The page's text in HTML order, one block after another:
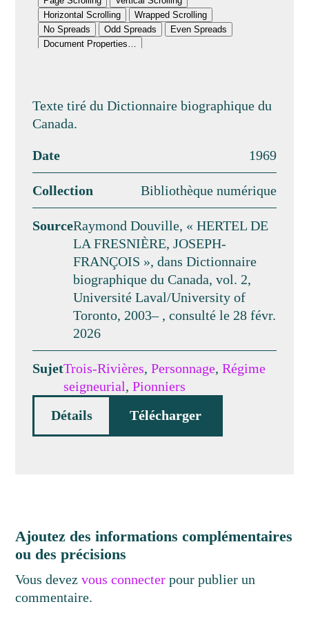
Texte tiré du Dictionnaire biographique du
Canada.
Date 1969
Collection Bibliothèque numérique
SourceRaymond Douville, « HERTEL DE
LA FRESNIÈRE, JOSEPH-
FRANÇOIS », dans Dictionnaire
biographique du Canada, vol. 2,
Université Laval/University of
Toronto, 2003– , consulté le 28 févr.
2026
SujetTrois-Rivières,Personnage,Régime
seigneurial,Pionniers
Détails
Télécharger
Ajoutez des informations complémentaires
ou des précisions
Vous devezvous connecter pour publier un
commentaire.